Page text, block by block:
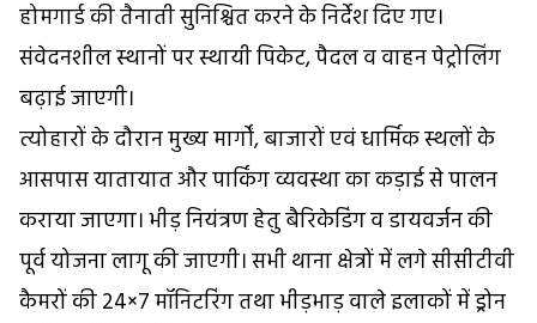
होमगार्ड की तैनाती सुनिश्चित करने के निर्देश दिए गए।
संवेदनशील स्थानों पर स्थायी पिकेट, पैदल व वाहन पेट्रोलिंग
बढ़ाई जाएगी।
त्योहारों के दौरान मुख्य मार्गों, बाजारों एवं धार्मिक स्थलों के
आसपास यातायात और पार्किंग व्यवस्था का कड़ाई से पालन
कराया जाएगा। भीड़ नियंत्रण हेतु बैरिकेडिंग व डायवर्जन की
पूर्व योजना लागू की जाएगी। सभी थाना क्षेत्रों में लगे सीसीटीवी
कैमरों की 24×7 मॉनिटरिंग तथा भीड़भाड़ वाले इलाकों में ड्रोन